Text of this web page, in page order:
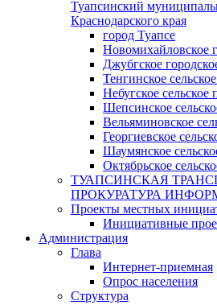
Туапсинский
Краснодарского края
город Туапсе
Новомихайловское
Джубгское
Тенгинское
Небугское сельское
Шепсинское
Вельяминовское
Георгиевское
Шаумянское
Октябрьское
ТУАПСИНСКАЯ
ПРОКУРАТУРА
Проекты местных
Инициативные
Администрация
Глава
Интернет-приемная
Опрос населения
Структура